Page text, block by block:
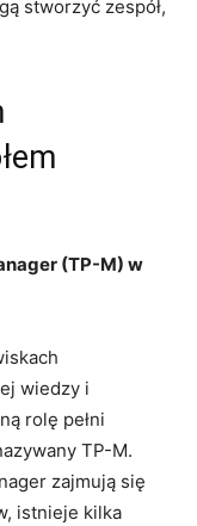
​stworzyć zespół,
⁢(TP-M)‌ w​
⁣wiedzy i‍
rolę pełni
TP-M.‌
zajmują się
⁤istnieje kilka